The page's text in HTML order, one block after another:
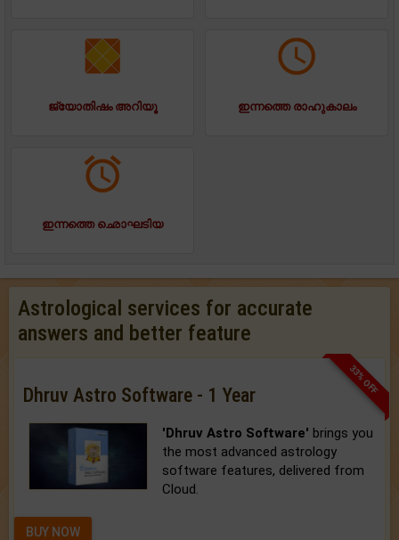
ജ്യോതിഷം അറിയൂ ഇന്നത്തെ രാഹുകാലം
ഇന്നത്തെ ഛൊഘടിയ
Astrological services for accurate
answers and better feature
33% OFF
Dhruv Astro Software - 1 Year
'Dhruv Astro Software' brings you
the most advanced astrology
software features, delivered from
Cloud.
BUY NOW